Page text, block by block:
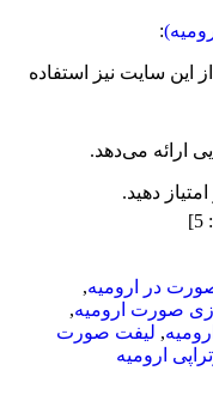
:
این سایت نیز استفاده
ارائه می‌دهد.
دهید.
5
]
در ارومیه,
صورت ارومیه,
, لیفت صورت
ارومیه